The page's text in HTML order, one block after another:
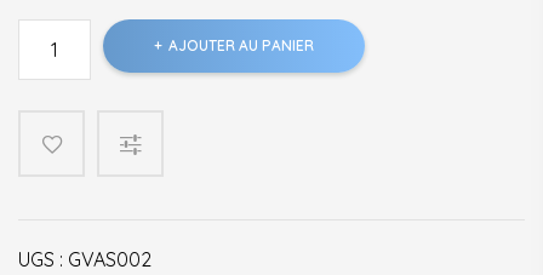
AJOUTER AU PANIER
UGS : GVAS002